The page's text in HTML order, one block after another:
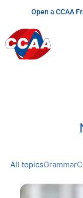
Open a CCAA
All topicsGrammar